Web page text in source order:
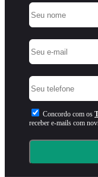
Concordo com os
receber e-mails com